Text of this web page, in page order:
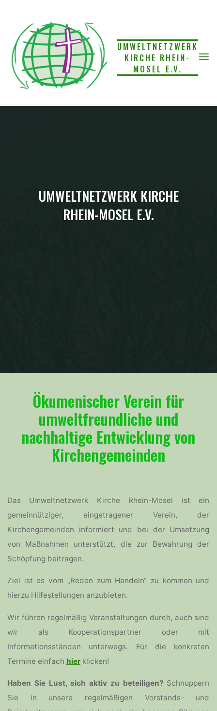
content
UMWELTNETZWERK
KIRCHE RHEIN-
MOSEL E.V.
UMWELTNETZWERK KIRCHE
RHEIN-MOSEL E.V.
Ökumenischer Verein für
umweltfreundliche und
nachhaltige Entwicklungvon
Kirchengemeinden
Das Umweltnetzwerk Kirche Rhein-Mosel ist ein
gemeinnütziger, eingetragener Verein, der
Kirchengemeinden informiert und bei der Umsetzung
von Maßnahmen unterstützt, die zur Bewahrung der
Schöpfung beitragen.
Ziel ist es vom „Reden zum Handeln“ zu kommen und
hierzu Hilfestellungen anzubieten.
Wir führen regelmäßig Veranstaltungen durch, auch sind
wir als Kooperationspartner oder mit
Informationsständen unterwegs. Für die konkreten
Termine einfach hier klicken!
Haben Sie Lust, sich aktiv zu beteiligen? Schnuppern
Sie in unsere regelmäßigen Vorstands- und